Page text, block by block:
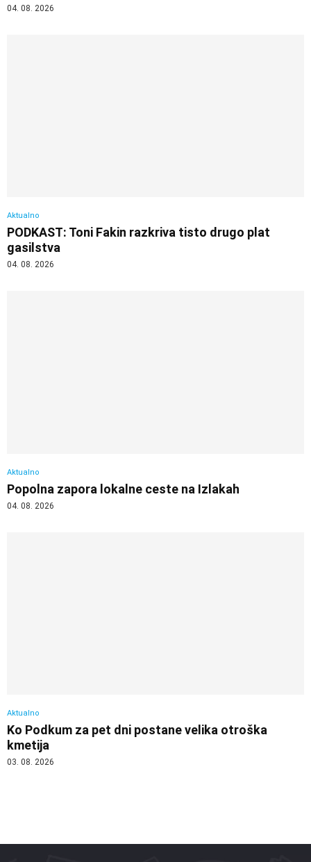
04. 08. 2026
Aktualno
PODKAST: Toni Fakin razkriva tisto drugo plat
gasilstva
04. 08. 2026
Aktualno
Popolna zapora lokalne ceste na Izlakah
04. 08. 2026
Aktualno
Ko Podkum za pet dni postane velika otroška
kmetija
03. 08. 2026